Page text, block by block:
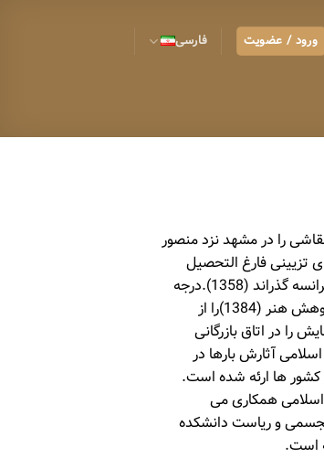
ورود / عضویت فارسی
مقدمات نقاشی را در مشهد نزد منصور
تزیینی فارغ التحصیل
شد(1357-1353).دوره ی نقاشی دیواری را در فرانسه گذراند (1358).درجه
فوق لیسانس پژوهش هنر (1374) و دکترای پژوهش هنر (1384)را از
را در اتاق بازرگانی
از انقلاب اسلامی آثارش بارها در
کشور ها ارئه شده است.
همکاری می
تجسمی و ریاست دانشکده
است.